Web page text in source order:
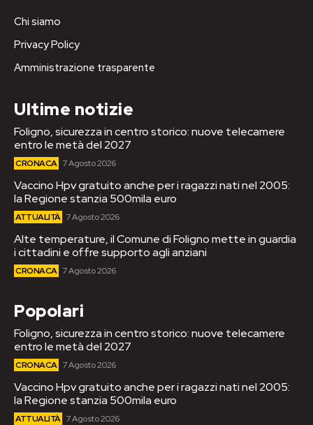
Chi siamo
Privacy Policy
Amministrazione trasparente
Ultime notizie
Foligno, sicurezza in centro storico: nuove telecamere
entro le metà del 2027
CRONACA 7 Agosto 2026
Vaccino Hpv gratuito anche per i ragazzi nati nel 2005:
la Regione stanzia 500mila euro
ATTUALITÀ 7 Agosto 2026
Alte temperature, il Comune di Foligno mette in guardia
i cittadini e offre supporto agli anziani
CRONACA 7 Agosto 2026
Popolari
Foligno, sicurezza in centro storico: nuove telecamere
entro le metà del 2027
CRONACA 7 Agosto 2026
Vaccino Hpv gratuito anche per i ragazzi nati nel 2005:
la Regione stanzia 500mila euro
ATTUALITÀ 7 Agosto 2026